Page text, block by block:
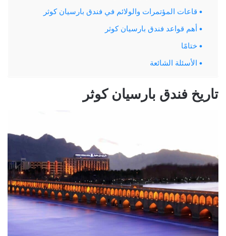
قاعات المؤتمرات والولائم في فندق بارسيان كوثر
أهم قواعد فندق بارسيان كوثر
ختامًا
الأسئلة الشائعة
تاريخ فندق بارسيان كوثر